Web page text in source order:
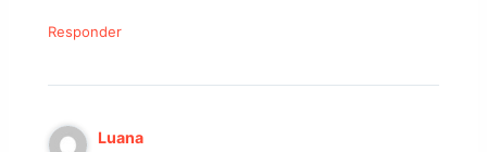
Responder
Luana